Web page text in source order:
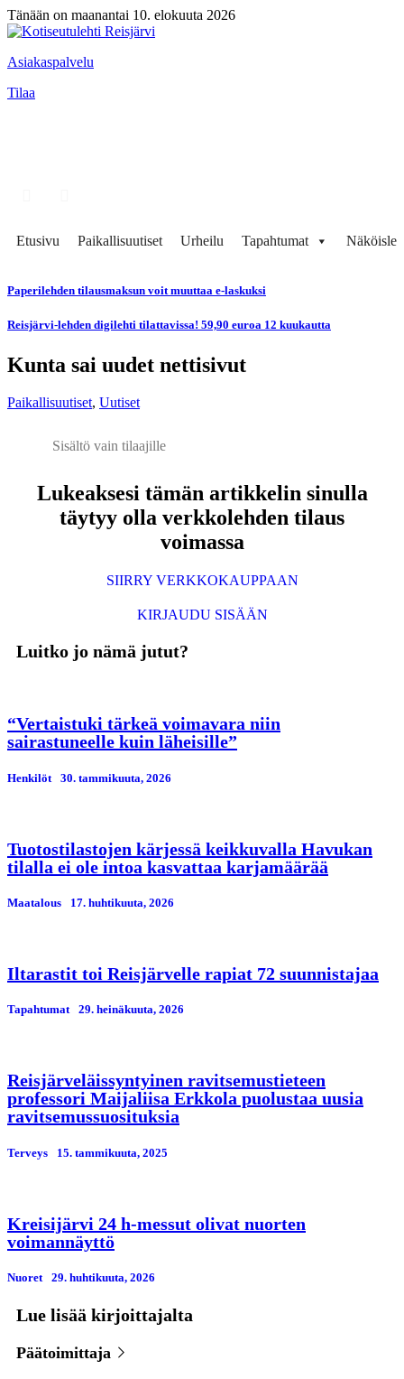
Tänään on maanantai 10. elokuuta 2026
Asiakaspalvelu
Tilaa
Etusivu Paikallisuutiset Urheilu Tapahtumat
Paperilehden tilausmaksun voit muuttaa e-laskuksi
Reisjärvi-lehden digilehti tilattavissa! 59,90 euroa 12 kuukautta
Kunta sai uudet nettisivut
Paikallisuutiset, Uutiset
Sisältö vain tilaajille
Lukeaksesi tämän artikkelin sinulla
täytyy olla verkkolehden tilaus
voimassa
SIIRRY VERKKOKAUPPAAN
KIRJAUDU SISÄÄN
Luitko jo nämä jutut?
“Vertaistuki tärkeä voimavara niin
sairastuneelle kuin läheisille”
Henkilöt 30. tammikuuta, 2026
Tuotostilastojen kärjessä keikkuvalla Havukan
tilalla ei ole intoa kasvattaa karjamäärää
Maatalous 17. huhtikuuta, 2026
Iltarastit toi Reisjärvelle rapiat 72 suunnistajaa
Tapahtumat 29. heinäkuuta, 2026
Reisjärveläissyntyinen ravitsemustieteen
professori Maijaliisa Erkkola puolustaa uusia
ravitsemussuosituksia
Terveys 15. tammikuuta, 2025
Kreisijärvi 24 h-messut olivat nuorten
voimannäyttö
Nuoret 29. huhtikuuta, 2026
Lue lisää kirjoittajalta
Päätoimittaja